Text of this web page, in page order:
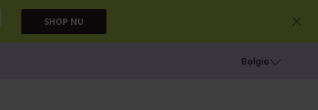
SHOP NU
België